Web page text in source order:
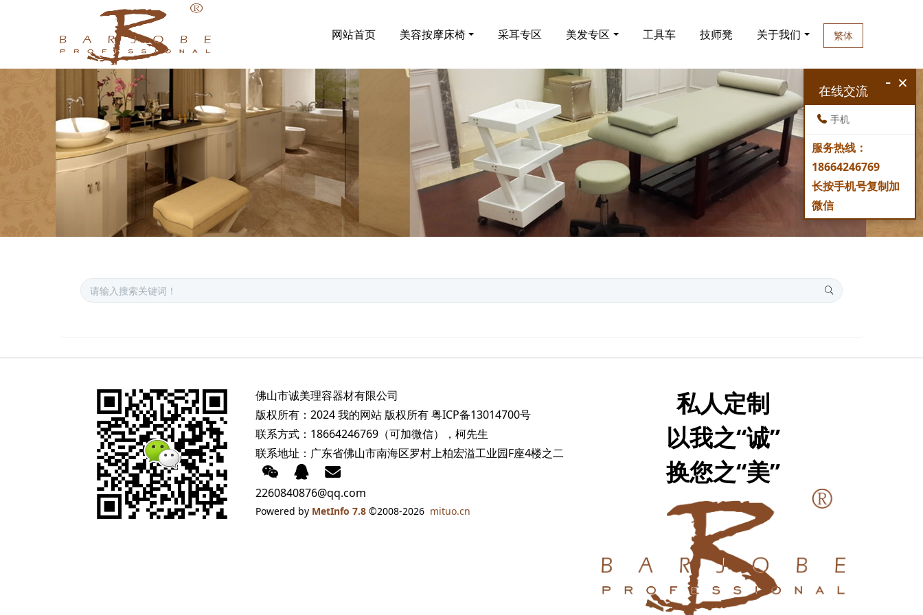
网站首页 美容按摩床椅 采耳专区 美发专区 工具车 技师凳 关于我们 繁体
佛山市诚美理容器材有限公司
版权所有：2024 我的网站 版权所有粤ICP备13014700号
联系方式：18664246769（可加微信），柯先生
联系地址：广东省佛山市南海区罗村上柏宏溢工业园F座4楼之二
2260840876@qq.com
Powered by MetInfo 7.8©2008-2026 mituo.cn
私人定制
以我之“诚”
换您之“美”
×
-
在线交流
手机
服务热线：
18664246769
长按手机号复制加
微信